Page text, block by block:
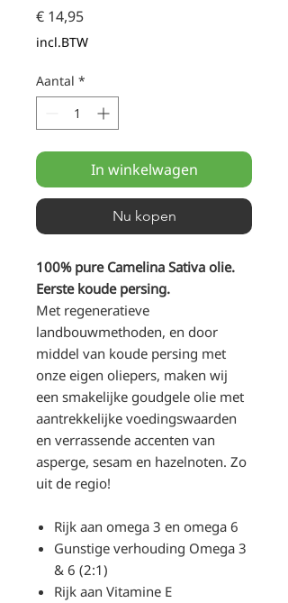
€ 14,95Prijs
incl.BTW
Aantal *
In winkelwagen
Nu kopen
100% pure Camelina Sativa olie.
Eerste koude persing.
Met regeneratieve
landbouwmethoden, en door
middel van koude persing met
onze eigen oliepers, maken wij
een smakelijke goudgele olie met
aantrekkelijke voedingswaarden
en verrassende accenten van
asperge, sesam en hazelnoten. Zo
uit de regio!
Rijk aan omega 3 en omega 6
Gunstige verhouding Omega 3
& 6 (2:1)
Rijk aan Vitamine E